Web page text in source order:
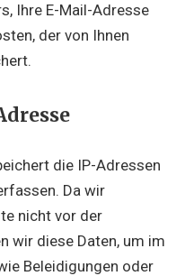
Ihre E-Mail-Adresse
der von Ihnen
die IP-Adressen
Da wir
nicht vor der
wir diese Daten, um im
Beleidigungen oder